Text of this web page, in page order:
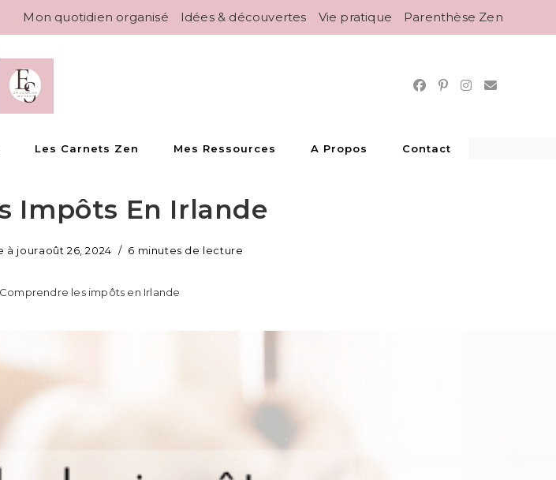
Mon quotidien organisé Idées & découvertes Vie pratique Parenthèse Zen
Les Carnets Zen Mes Ressources A Propos Contact
Impôts En Irlande
à jouraoût 26, 2024 6 minutes de lecture
Comprendre les impôts en Irlande